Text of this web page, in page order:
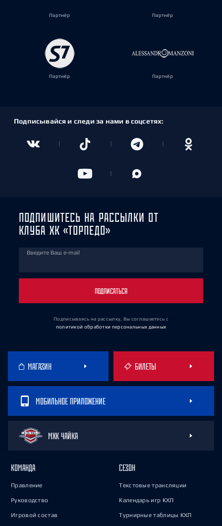
Партнёр Партнёр
Партнёр Партнёр
Подписывайся и следи за нами в соцсетях:
ПОДПИШИТЕСЬ НА РАССЫЛКИ ОТ
КЛУБА ХК «ТОРПЕДО»
Введите Ваш e-mail
ПОДПИСАТЬСЯ
Подписываясь на рассылку, Вы соглашаетесь с
политикой обработки персональных данных
МАГАЗИН БИЛЕТЫ
МОБИЛЬНОЕ ПРИЛОЖЕНИЕ
МХК ЧАЙКА
КОМАНДА
Правление
Руководство
Игровой состав
СЕЗОН
Текстовые трансляции
Календарь игр КХЛ
Турнирные таблицы КХЛ